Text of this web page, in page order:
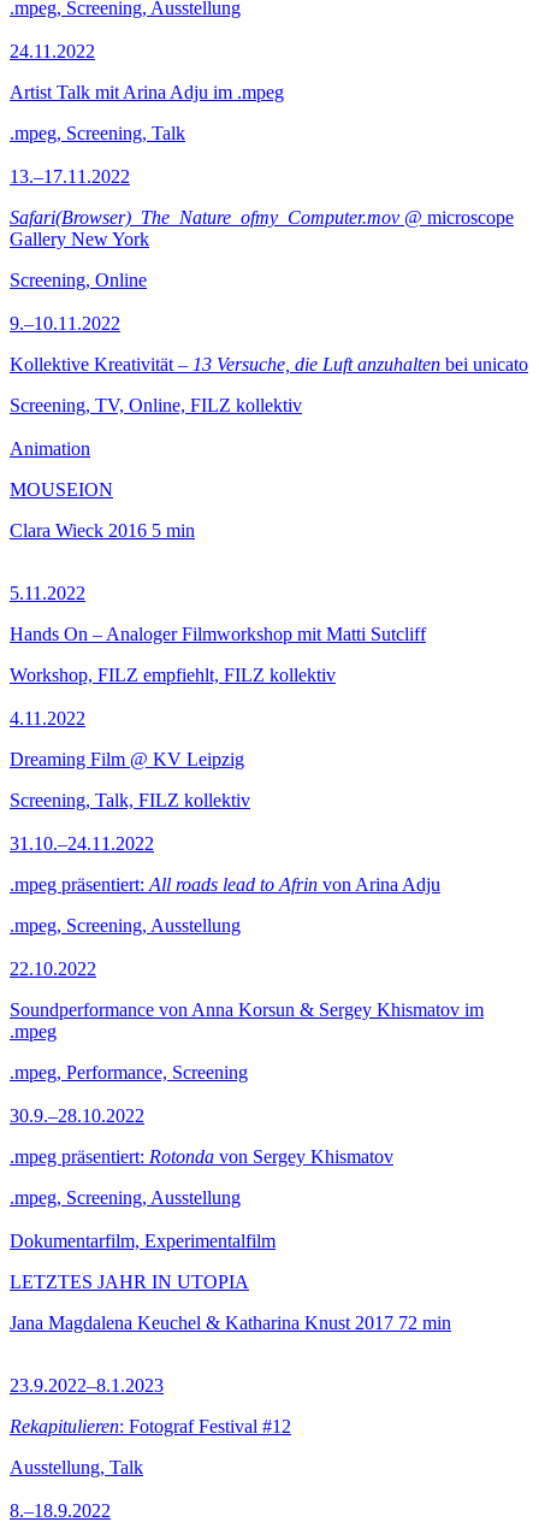
.mpeg, Screening, Ausstellung
24.11.2022
Artist Talk mit Arina Adju im .mpeg
.mpeg, Screening, Talk
13.–17.11.2022
Safari(Browser)_The_Nature_ofmy_Computer.mov @ microscope
Gallery New York
Screening, Online
9.–10.11.2022
Kollektive Kreativität – 13 Versuche, die Luft anzuhalten bei unicato
Screening, TV, Online, FILZ kollektiv
Animation
MOUSEION
Clara Wieck 2016 5 min
5.11.2022
Hands On – Analoger Filmworkshop mit Matti Sutcliff
Workshop, FILZ empfiehlt, FILZ kollektiv
4.11.2022
Dreaming Film @ KV Leipzig
Screening, Talk, FILZ kollektiv
31.10.–24.11.2022
.mpeg präsentiert: All roads lead to Afrin von Arina Adju
.mpeg, Screening, Ausstellung
22.10.2022
Soundperformance von Anna Korsun & Sergey Khismatov im
.mpeg
.mpeg, Performance, Screening
30.9.–28.10.2022
.mpeg präsentiert: Rotonda von Sergey Khismatov
.mpeg, Screening, Ausstellung
Dokumentarfilm, Experimentalfilm
LETZTES JAHR IN UTOPIA
Jana Magdalena Keuchel & Katharina Knust 2017 72 min
23.9.2022–8.1.2023
Rekapitulieren: Fotograf Festival #12
Ausstellung, Talk
8.–18.9.2022